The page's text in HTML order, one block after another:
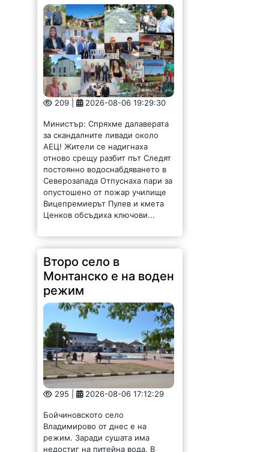
209 | 2026-08-06 19:29:30
Министър: Спряхме далаверата
за скандалните ливади около
АЕЦ! Жители се надигнаха
отново срещу разбит път Следят
постоянно водоснабдяването в
Северозапада Отпуснаха пари за
опустошено от пожар училище
Вицепремиерът Пулев и кмета
Ценков обсъдиха ключови...
Второ село в
Монтанско е на воден
режим
295 | 2026-08-06 17:12:29
Бойчиновското село
Владимирово от днес е на
режим. Заради сушата има
недостиг на питейна вода. В